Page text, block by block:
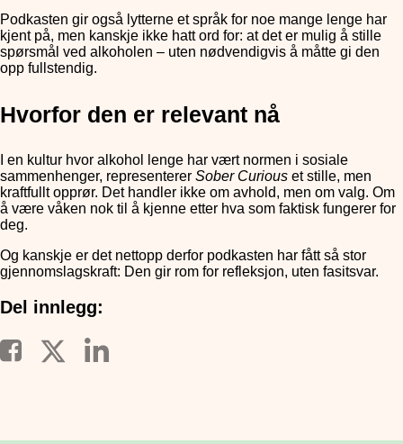
Podkasten gir også lytterne et språk for noe mange lenge har
kjent på, men kanskje ikke hatt ord for: at det er mulig å stille
spørsmål ved alkoholen – uten nødvendigvis å måtte gi den
opp fullstendig.
Hvorfor den er relevant nå
I en kultur hvor alkohol lenge har vært normen i sosiale
sammenhenger, representerer Sober Curious et stille, men
kraftfullt opprør. Det handler ikke om avhold, men om valg. Om
å være våken nok til å kjenne etter hva som faktisk fungerer for
deg.
Og kanskje er det nettopp derfor podkasten har fått så stor
gjennomslagskraft: Den gir rom for refleksjon, uten fasitsvar.
Del innlegg: